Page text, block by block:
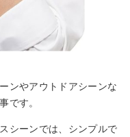
ンやアウトドアシーンな
です。
シーンでは、シンプルで